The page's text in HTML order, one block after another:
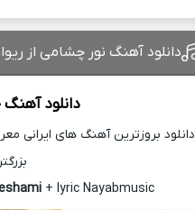
دانلود آهنگ نور چشامی از
دانلود
دانلود بروزترین آهنگ های ایرانی
+ lyric Nayabmusic